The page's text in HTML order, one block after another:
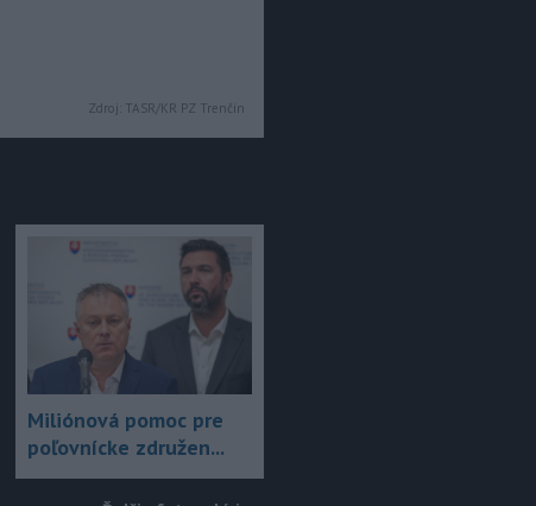
Zdroj: TASR/KR PZ Trenčín
Miliónová pomoc pre
poľovnícke združen...